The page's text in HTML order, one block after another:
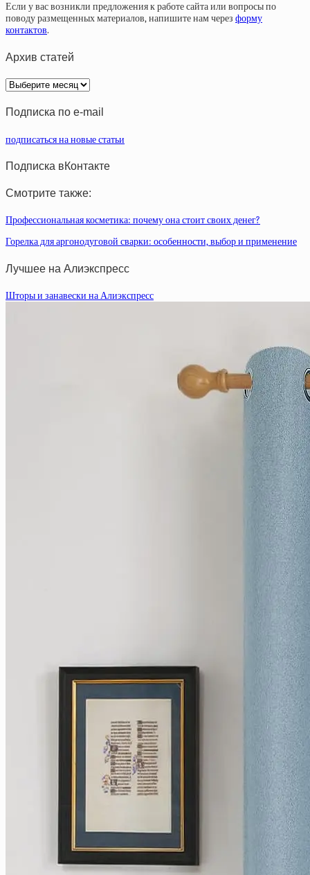
Если у вас возникли предложения к работе сайта или вопросы по
поводу размещенных материалов, напишите нам через форму
контактов.
Архив статей
Архив
статей
Подписка по e-mail
подписаться на новые статьи
Подписка вКонтакте
Смотрите также:
Профессиональная косметика: почему она стоит своих денег?
Горелка для аргонодуговой сварки: особенности, выбор и применение
Лучшее на Алиэкспресс
Шторы и занавески на Алиэкспресс